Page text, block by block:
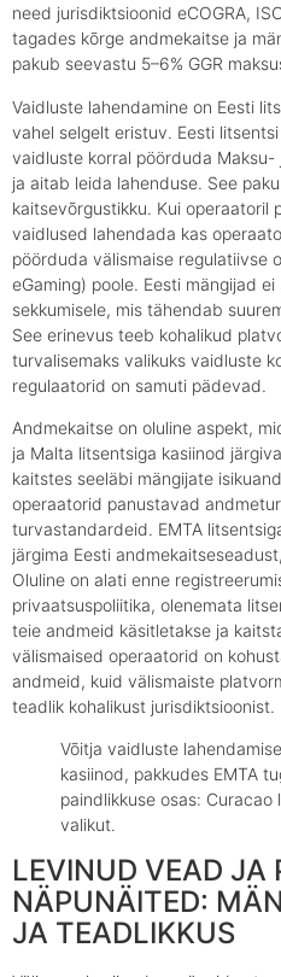
need jurisdiktsioonid eCOGRA,
tagades kõrge andmekaitse ja
pakub seevastu 5–6% GGR
Vaidluste lahendamine on Eesti
vahel selgelt eristuv. Eesti
vaidluste korral pöörduda Maksu-
ja aitab leida lahenduse. See
kaitsevõrgustikku. Kui operaatoril
vaidlused lahendada kas
pöörduda välismaise regulatiivse
eGaming) poole. Eesti mängijad
sekkumisele, mis tähendab
See erinevus teeb kohalikud
turvalisemaks valikuks vaidluste
regulaatorid on samuti pädevad.
Andmekaitse on oluline aspekt,
ja Malta litsentsiga kasiinod
kaitstes seeläbi mängijate
operaatorid panustavad
turvastandardeid. EMTA
järgima Eesti
Oluline on alati enne
privaatsuspoliitika, olenemata
teie andmeid käsitletakse ja
välismaised operaatorid on
andmeid, kuid välismaiste
teadlik kohalikust jurisdiktsioonist.
Võitja vaidluste
kasiinod, pakkudes EMTA
paindlikkuse osas:
valikut.
LEVINUD VEAD JA
NÄPUNÄITED:
JA TEADLIKKUS